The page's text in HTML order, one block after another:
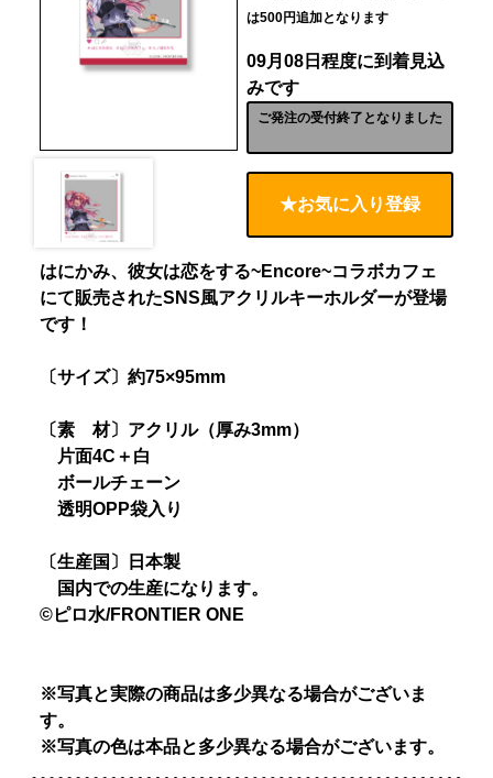
は500円追加となります
09月08日程度に到着見込
みです
ご発注の受付終了となりました
★お気に入り登録
はにかみ、彼女は恋をする~Encore~コラボカフェ
にて販売されたSNS風アクリルキーホルダーが登場
です！
〔サイズ〕約75×95mm
〔素 材〕アクリル（厚み3mm）
片面4C＋白
ボールチェーン
透明OPP袋入り
〔生産国〕日本製
国内での生産になります。
©ピロ水/FRONTIER ONE
※写真と実際の商品は多少異なる場合がございま
す。
※写真の色は本品と多少異なる場合がございます。